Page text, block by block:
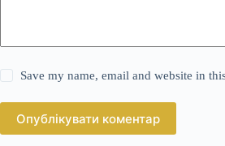
Save my name, email and website in
Опублікувати коментар